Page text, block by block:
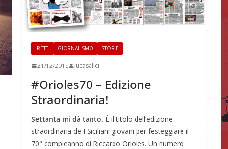
-RETE- GIORNALISMO STORIE
21/12/2019 lucasalici
#Orioles70 – Edizione
Straordinaria!
Settanta mi dà tanto. È il titolo dell’edizione
straordinaria de I Siciliani giovani per festeggiare il
70° compleanno di Riccardo Orioles. Un numero